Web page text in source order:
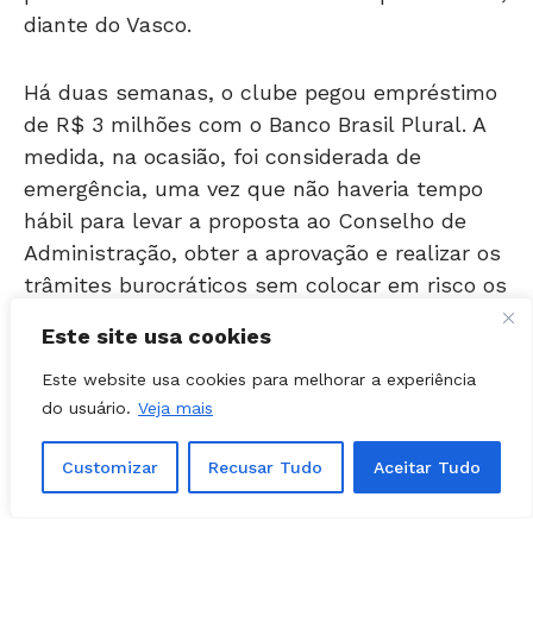
Este site usa cookies
Este website usa cookies para melhorar a experiência
do usuário. Veja mais
Customizar Recusar Tudo Aceitar Tudo
de R$ 3 milhões com o Banco Brasil Plural. A
medida, na ocasião, foi considerada de
emergência, uma vez que não haveria tempo
hábil para levar a proposta ao Conselho de
Administração, obter a aprovação e realizar os
trâmites burocráticos sem colocar em risco os
salários em dia.
Encontrou um erro de digitação?
e pressione
Ctrl + Enter .
Matérias Relacionadas